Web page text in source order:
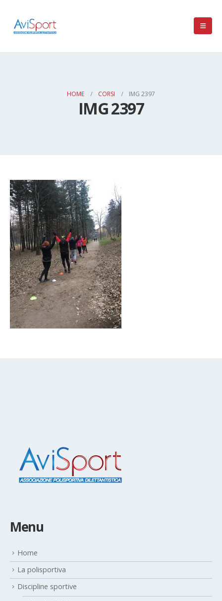
HOME CORSI IMG 2397
IMG 2397
Menu
Home
La polisportiva
Discipline sportive